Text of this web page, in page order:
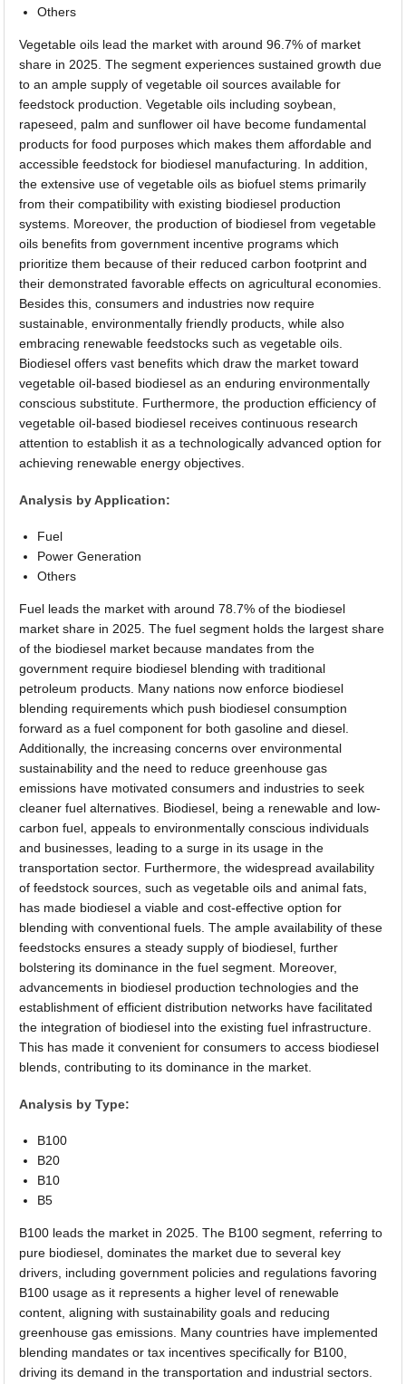
Others
Vegetable oils lead the market with around 96.7% of market
share in 2025. The segment experiences sustained growth due
to an ample supply of vegetable oil sources available for
feedstock production. Vegetable oils including soybean,
rapeseed, palm and sunflower oil have become fundamental
products for food purposes which makes them affordable and
accessible feedstock for biodiesel manufacturing. In addition,
the extensive use of vegetable oils as biofuel stems primarily
from their compatibility with existing biodiesel production
systems. Moreover, the production of biodiesel from vegetable
oils benefits from government incentive programs which
prioritize them because of their reduced carbon footprint and
their demonstrated favorable effects on agricultural economies.
Besides this, consumers and industries now require
sustainable, environmentally friendly products, while also
embracing renewable feedstocks such as vegetable oils.
Biodiesel offers vast benefits which draw the market toward
vegetable oil-based biodiesel as an enduring environmentally
conscious substitute. Furthermore, the production efficiency of
vegetable oil-based biodiesel receives continuous research
attention to establish it as a technologically advanced option for
achieving renewable energy objectives.
Analysis by Application:
Fuel
Power Generation
Others
Fuel leads the market with around 78.7% of the biodiesel
market share in 2025. The fuel segment holds the largest share
of the biodiesel market because mandates from the
government require biodiesel blending with traditional
petroleum products. Many nations now enforce biodiesel
blending requirements which push biodiesel consumption
forward as a fuel component for both gasoline and diesel.
Additionally, the increasing concerns over environmental
sustainability and the need to reduce greenhouse gas
emissions have motivated consumers and industries to seek
cleaner fuel alternatives. Biodiesel, being a renewable and low-
carbon fuel, appeals to environmentally conscious individuals
and businesses, leading to a surge in its usage in the
transportation sector. Furthermore, the widespread availability
of feedstock sources, such as vegetable oils and animal fats,
has made biodiesel a viable and cost-effective option for
blending with conventional fuels. The ample availability of these
feedstocks ensures a steady supply of biodiesel, further
bolstering its dominance in the fuel segment. Moreover,
advancements in biodiesel production technologies and the
establishment of efficient distribution networks have facilitated
the integration of biodiesel into the existing fuel infrastructure.
This has made it convenient for consumers to access biodiesel
blends, contributing to its dominance in the market.
Analysis by Type:
B100
B20
B10
B5
B100 leads the market in 2025. The B100 segment, referring to
pure biodiesel, dominates the market due to several key
drivers, including government policies and regulations favoring
B100 usage as it represents a higher level of renewable
content, aligning with sustainability goals and reducing
greenhouse gas emissions. Many countries have implemented
blending mandates or tax incentives specifically for B100,
driving its demand in the transportation and industrial sectors.